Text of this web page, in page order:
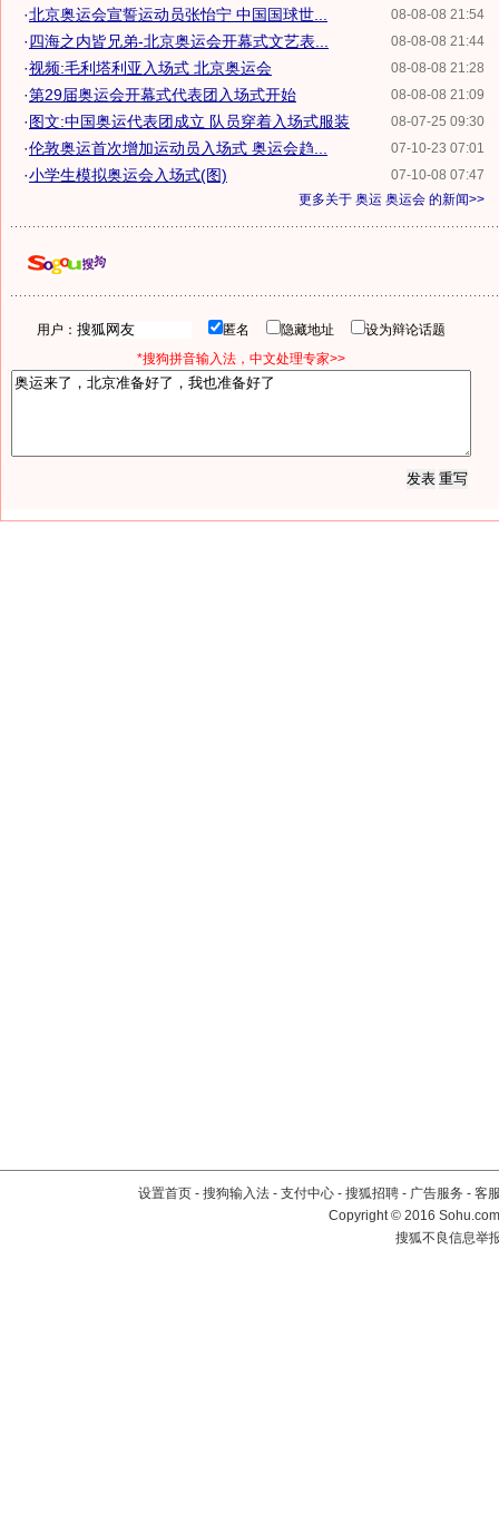
08-08-08 21:54
·北京奥运会宣誓运动员张怡宁 中国国球世...
08-08-08 21:44
·四海之内皆兄弟-北京奥运会开幕式文艺表...
08-08-08 21:28
·视频:毛利塔利亚入场式 北京奥运会
08-08-08 21:09
·第29届奥运会开幕式代表团入场式开始
08-07-25 09:30
·图文:中国奥运代表团成立 队员穿着入场式服装
07-10-23 07:01
·伦敦奥运首次增加运动员入场式 奥运会趋...
07-10-08 07:47
·小学生模拟奥运会入场式(图)
更多关于 奥运 奥运会 的新闻>>
用户： 匿名 隐藏地址
设为辩论话题
*搜狗拼音输入法，中文处理专家>>
设置首页 - 搜狗输入法 - 支付中心 - 搜狐招聘 - 广告服务 - 客
Copyright©2016
搜狐不良信息举